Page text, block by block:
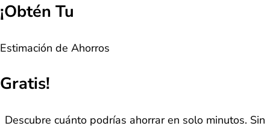
¡Obtén Tu
Estimación de Ahorros
Gratis!
Descubre cuánto podrías ahorrar en solo minutos. Sin